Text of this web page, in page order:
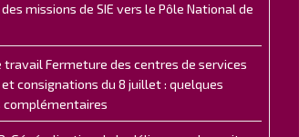
missions de SIE vers le Pôle National de
travail Fermeture des centres de services
consignations du 8 juillet : quelques
complémentaires